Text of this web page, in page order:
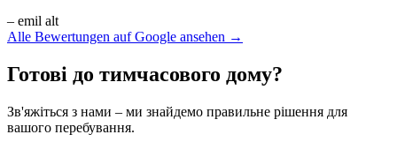
– emil alt
Alle Bewertungen auf Google ansehen →
Готові до тимчасового дому?
Зв'яжіться з нами – ми знайдемо правильне рішення для
вашого перебування.